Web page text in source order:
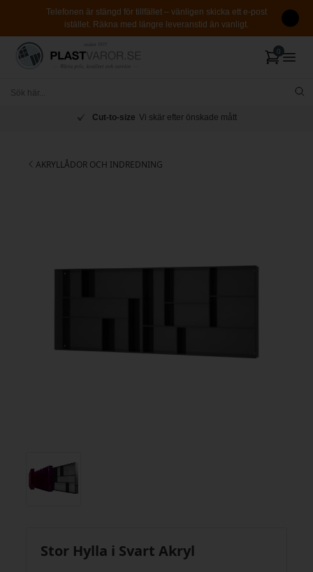
Telefonen är stängd för tillfället – vänligen skicka ett e-post
istället. Räkna med längre leveranstid än vanligt.
Cut-to-size Vi skär efter önskade mått
AKRYLLÅDOR OCH INDREDNING
Stor Hylla i Svart Akryl